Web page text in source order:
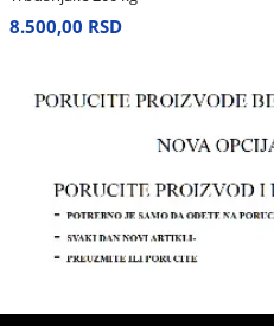
8.500,00 RSD